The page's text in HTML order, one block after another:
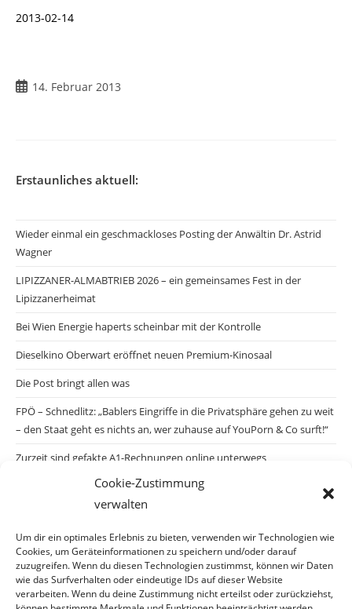
Cookie-Zustimmung
verwalten
Um dir ein optimales Erlebnis zu bieten, verwenden wir Technologien wie
Cookies, um Geräteinformationen zu speichern und/oder darauf
zuzugreifen. Wenn du diesen Technologien zustimmst, können wir Daten
wie das Surfverhalten oder eindeutige IDs auf dieser Website
verarbeiten. Wenn du deine Zustimmung nicht erteilst oder zurückziehst,
2013-02-14
14. Februar 2013
Erstaunliches aktuell:
Wieder einmal ein geschmackloses Posting der Anwältin Dr. Astrid
Wagner
LIPIZZANER-ALMABTRIEB 2026 – ein gemeinsames Fest in der
Lipizzanerheimat
Bei Wien Energie haperts scheinbar mit der Kontrolle
Dieselkino Oberwart eröffnet neuen Premium-Kinosaal
Die Post bringt allen was
FPÖ – Schnedlitz: „Bablers Eingriffe in die Privatsphäre gehen zu weit
– den Staat geht es nichts an, wer zuhause auf YouPorn & Co surft!“
Zurzeit sind gefakte A1-Rechnungen online unterwegs
Salzburgs Juden und ihre Sicherheit: „Erst nach einem Anschlag wäre
die Gefahr endlich konkret!“
Biologisches Wunder in Ceuta
Ein vermeintliches Abschiebemärchen